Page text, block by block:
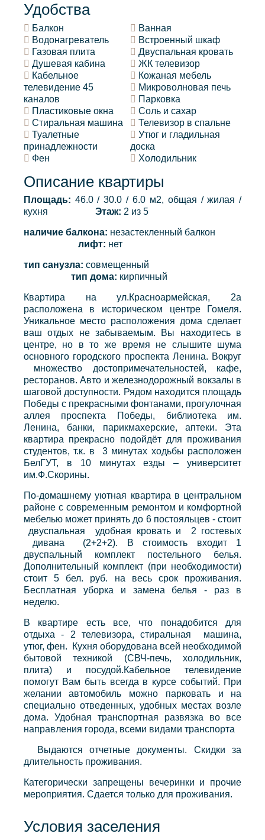
Удобства
Балкон
Ванная
Водонагреватель
Встроенный шкаф
Газовая плита
Двуспальная кровать
Душевая кабина
ЖК телевизор
Кабельное
телевидение 45
каналов
Кожаная мебель
Микроволновая печь
Парковка
Пластиковые окна
Соль и сахар
Стиральная машина
Телевизор в спальне
Туалетные
принадлежности
Утюг и гладильная
доска
Фен
Холодильник
Описание квартиры
Площадь: 46.0 / 30.0 / 6.0 м2, общая / жилая /
кухня
Этаж: 2 из 5
наличие балкона: незастекленный балкон
лифт: нет
тип санузла: совмещенный
тип дома: кирпичный
Квартира на ул.Красноармейская, 2а
расположена в историческом центре Гомеля.
Уникальное место расположения дома сделает
ваш отдых не забываемым. Вы находитесь в
центре, но в то же время не слышите шума
основного городского проспекта Ленина. Вокруг
множество достопримечательностей, кафе,
ресторанов. Авто и железнодорожный вокзалы в
шаговой доступности. Рядом находится площадь
Победы с прекрасными фонтанами, прогулочная
аллея проспекта Победы, библиотека им.
Ленина, банки, парикмахерские, аптеки. Эта
квартира прекрасно подойдёт для проживания
студентов, т.к. в 3 минутах ходьбы расположен
БелГУТ, в 10 минутах езды – университет
им.Ф.Скорины.
По-домашнему уютная квартира в центральном
районе с современным ремонтом и комфортной
мебелью может принять до 6 постояльцев - стоит
двуспальная удобная кровать и 2 гостевых
дивана (2+2+2). В стоимость входит 1
двуспальный комплект постельного белья.
Дополнительный комплект (при необходимости)
стоит 5 бел. руб. на весь срок проживания.
Бесплатная уборка и замена белья - раз в
неделю.
В квартире есть все, что понадобится для
отдыха - 2 телевизора, стиральная машина,
утюг, фен. Кухня оборудована всей необходимой
бытовой техникой (СВЧ-печь, холодильник,
плита) и посудой.Кабельное телевидение
помогут Вам быть всегда в курсе событий. При
желании автомобиль можно парковать и на
специально отведенных, удобных местах возле
дома. Удобная транспортная развязка во все
направления города, всеми видами транспорта
Выдаются отчетные документы. Скидки за
длительность проживания.
Категорически запрещены вечеринки и прочие
мероприятия. Сдается только для проживания.
Условия заселения